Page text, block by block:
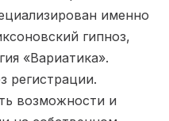
именно
гипноз,
«Вариатика».
регистрации.
возможности и